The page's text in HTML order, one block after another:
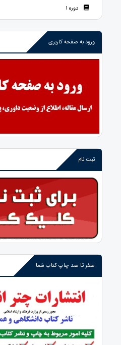
دوره 1
ورود به صفحه کاربری
ثبت نام
صفر تا صد چاپ کتاب شما